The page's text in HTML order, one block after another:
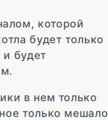
которой
будет только
будет
в нем только
только мешало